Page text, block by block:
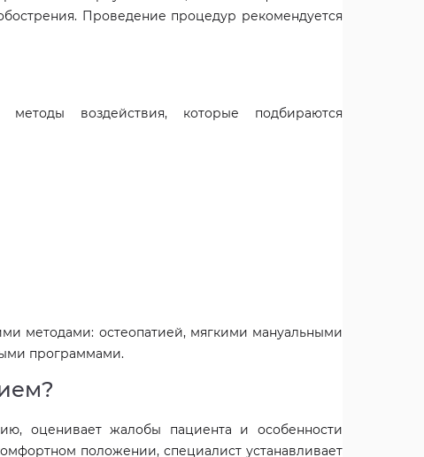
Проведение процедур рекомендуется
методы воздействия, которые подбираются
методами: остеопатией, мягкими мануальными
программами.
оценивает жалобы пациента и особенности
положении, специалист устанавливает